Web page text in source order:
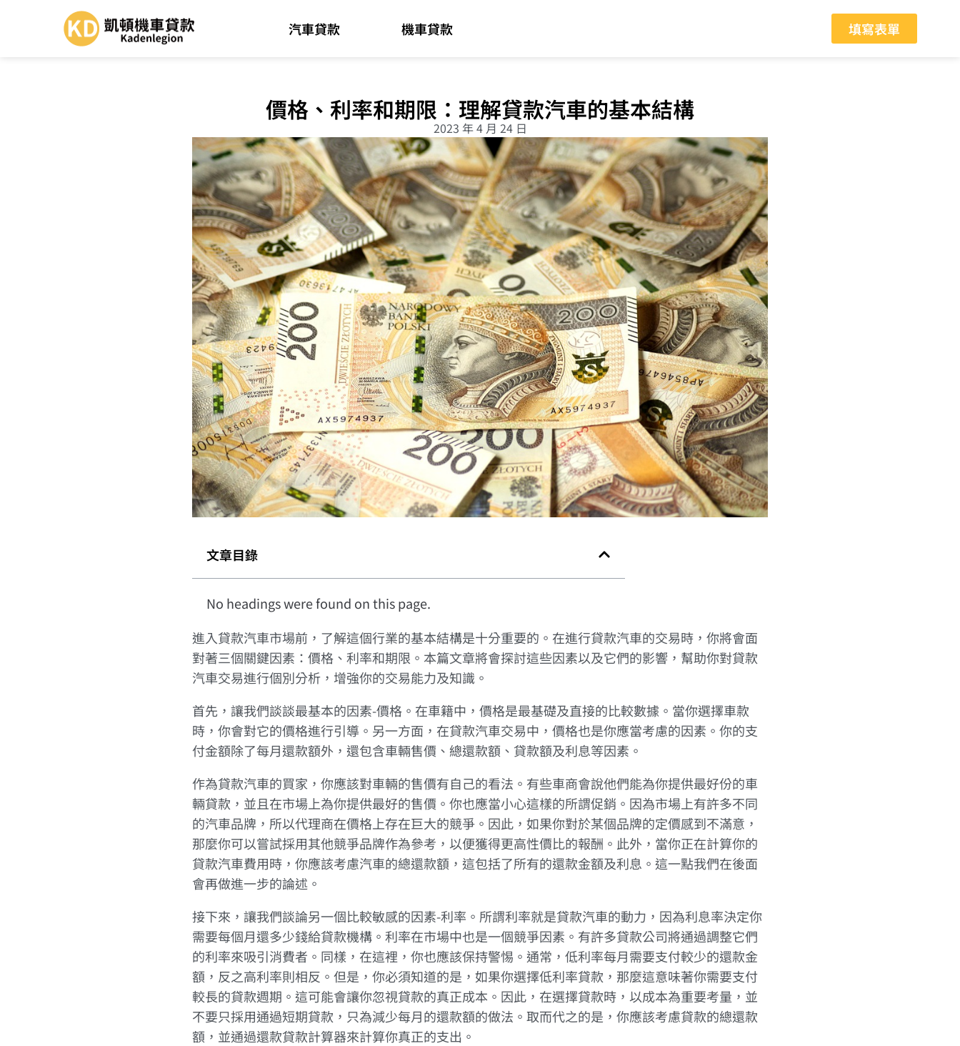
汽車貸款 機車貸款 填寫表單
價格、利率和期限：理解貸款汽車的基本結構
2023 年 4 月 24 日
文章目錄
No headings were found on this page.
進入貸款汽車市場前，了解這個行業的基本結構是十分重要的。在進行貸款汽車的交易時，你將會面
對著三個關鍵因素：價格、利率和期限。本篇文章將會探討這些因素以及它們的影響，幫助你對貸款
汽車交易進行個別分析，增強你的交易能力及知識。
首先，讓我們談談最基本的因素-價格。在車籍中，價格是最基礎及直接的比較數據。當你選擇車款
時，你會對它的價格進行引導。另一方面，在貸款汽車交易中，價格也是你應當考慮的因素。你的支
付金額除了每月還款額外，還包含車輛售價、總還款額、貸款額及利息等因素。
作為貸款汽車的買家，你應該對車輛的售價有自己的看法。有些車商會說他們能為你提供最好份的車
輛貸款，並且在市場上為你提供最好的售價。你也應當小心這樣的所謂促銷。因為市場上有許多不同
的汽車品牌，所以代理商在價格上存在巨大的競爭。因此，如果你對於某個品牌的定價感到不滿意，
那麼你可以嘗試採用其他競爭品牌作為參考，以便獲得更高性價比的報酬。此外，當你正在計算你的
貸款汽車費用時，你應該考慮汽車的總還款額，這包括了所有的還款金額及利息。這一點我們在後面
會再做進一步的論述。
接下來，讓我們談論另一個比較敏感的因素-利率。所謂利率就是貸款汽車的動力，因為利息率決定你
需要每個月還多少錢給貸款機構。利率在市場中也是一個競爭因素。有許多貸款公司將通過調整它們
的利率來吸引消費者。同樣，在這裡，你也應該保持警惕。通常，低利率每月需要支付較少的還款金
額，反之高利率則相反。但是，你必須知道的是，如果你選擇低利率貸款，那麼這意味著你需要支付
較長的貸款週期。這可能會讓你忽視貸款的真正成本。因此，在選擇貸款時，以成本為重要考量，並
不要只採用通過短期貸款，只為減少每月的還款額的做法。取而代之的是，你應該考慮貸款的總還款
額，並通過還款貸款計算器來計算你真正的支出。